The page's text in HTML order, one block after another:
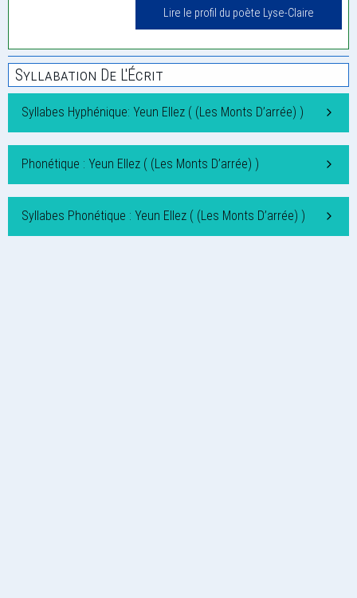
Lire le profil du poète Lyse-Claire
Syllabation De L'Écrit
Syllabes Hyphénique: Yeun Ellez ( (Les Monts D’arrée) )
Phonétique : Yeun Ellez ( (Les Monts D’arrée) )
Syllabes Phonétique : Yeun Ellez ( (Les Monts D’arrée) )